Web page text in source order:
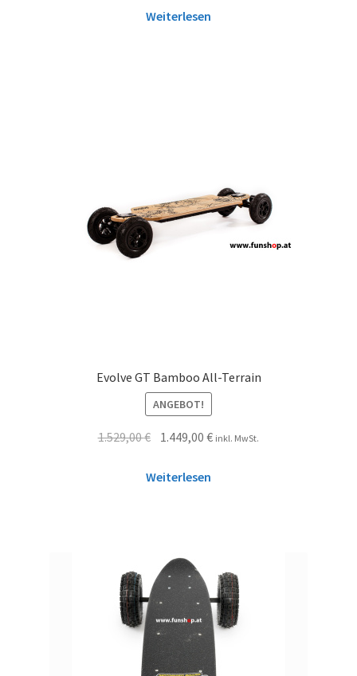
Weiterlesen
Evolve GT Bamboo All-Terrain
ANGEBOT!
1.529,00€ 1.449,00€ inkl. MwSt.
Weiterlesen